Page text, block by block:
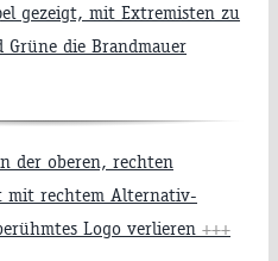
gezeigt, mit Extremisten zu
Grüne die Brandmauer
der oberen, rechten
mit rechtem Alternativ-
Logo verlieren +++